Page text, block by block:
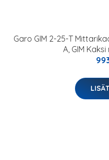
Garo GIM 2-25-T
A, GIM